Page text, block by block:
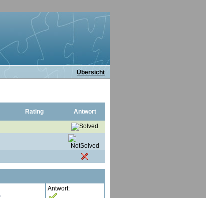
Übersicht
Rating Antwort
Antwort: